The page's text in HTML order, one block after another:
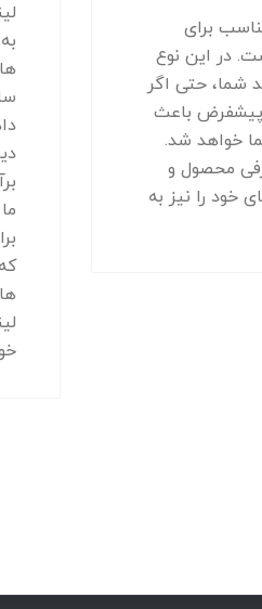
برای
در این نوع
شما، حتی اگر
پیشفرض باعث
خواهد شد.
محصول و
خود را نیز به